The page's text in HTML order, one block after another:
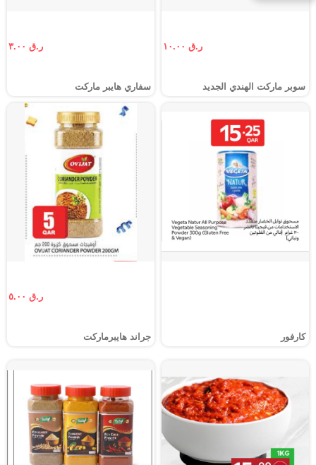
ر.ق ١٠.٠٠
سوبر ماركت الهندي الجديد
ر.ق ٣.٠٠
سفاري هايبر ماركت
كارفور
ر.ق ٥.٠٠
جراند هايبرماركت